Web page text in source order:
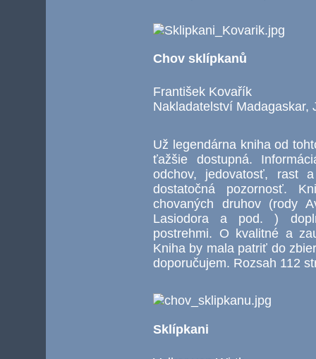
Chov sklípkanů
František Kovařík
Nakladatelství Madagaskar,
Už legendárna kniha od
ťažšie dostupná.
odchov, jedovatosť, rast
dostatočná pozornosť.
chovaných druhov (rody
Lasiodora a pod. )
postrehmi. O kvalitné a
Kniha by mala patriť do
doporučujem. Rozsah 112
Sklípkani